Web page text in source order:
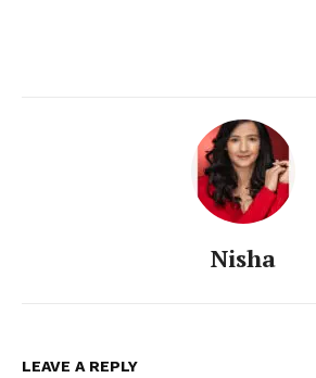
Nisha
LEAVE A REPLY